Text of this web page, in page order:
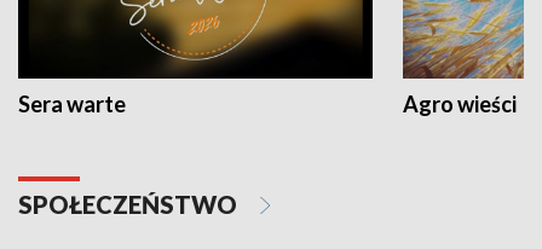
Sera warte Agro wieści
SPOŁECZEŃSTWO